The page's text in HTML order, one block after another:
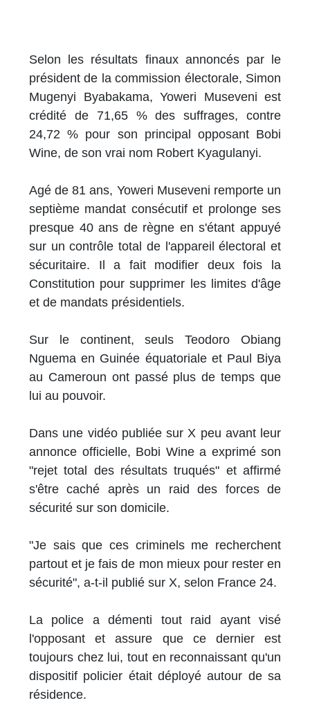
Selon les résultats finaux annoncés par le
président de la commission électorale, Simon
Mugenyi Byabakama, Yoweri Museveni est
crédité de 71,65 % des suffrages, contre
24,72 % pour son principal opposant Bobi
Wine, de son vrai nom Robert Kyagulanyi.
Agé de 81 ans, Yoweri Museveni remporte un
septième mandat consécutif et prolonge ses
presque 40 ans de règne en s'étant appuyé
sur un contrôle total de l'appareil électoral et
sécuritaire. Il a fait modifier deux fois la
Constitution pour supprimer les limites d'âge
et de mandats présidentiels.
Sur le continent, seuls Teodoro Obiang
Nguema en Guinée équatoriale et Paul Biya
au Cameroun ont passé plus de temps que
lui au pouvoir.
Dans une vidéo publiée sur X peu avant leur
annonce officielle, Bobi Wine a exprimé son
"rejet total des résultats truqués" et affirmé
s'être caché après un raid des forces de
sécurité sur son domicile.
"Je sais que ces criminels me recherchent
partout et je fais de mon mieux pour rester en
sécurité", a-t-il publié sur X, selon France 24.
La police a démenti tout raid ayant visé
l'opposant et assure que ce dernier est
toujours chez lui, tout en reconnaissant qu'un
dispositif policier était déployé autour de sa
résidence.